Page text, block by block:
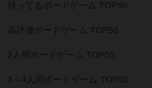
持ってるボードゲーム TOP50
高評価ボードゲーム TOP50
2人用ボードゲーム TOP50
3～4人用ボードゲーム TOP50